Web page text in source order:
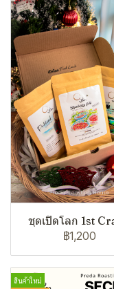
ชุดเปิดโลก 1st
฿1,200
สินค้าใหม่